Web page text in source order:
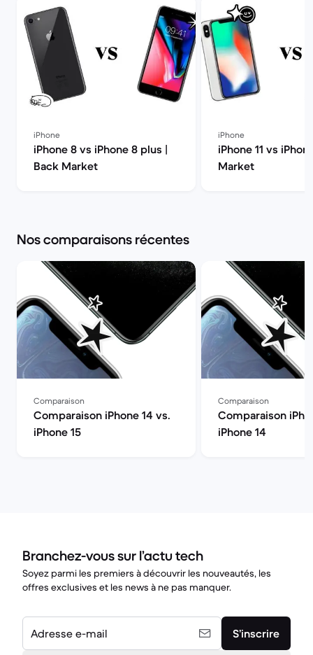
iPhone
iPhone 8 vs iPhone 8 plus |
Back Market
iPhone
iPhone 11 vs
Market
Nos comparaisons récentes
Comparaison
Comparaison iPhone 14 vs.
iPhone 15
Comparaison
Comparaison
iPhone 14
Branchez-vous sur l’actu tech
Soyez parmi les premiers à découvrir les nouveautés, les
offres exclusives et les news à ne pas manquer.
Adresse e-mail S’inscrire